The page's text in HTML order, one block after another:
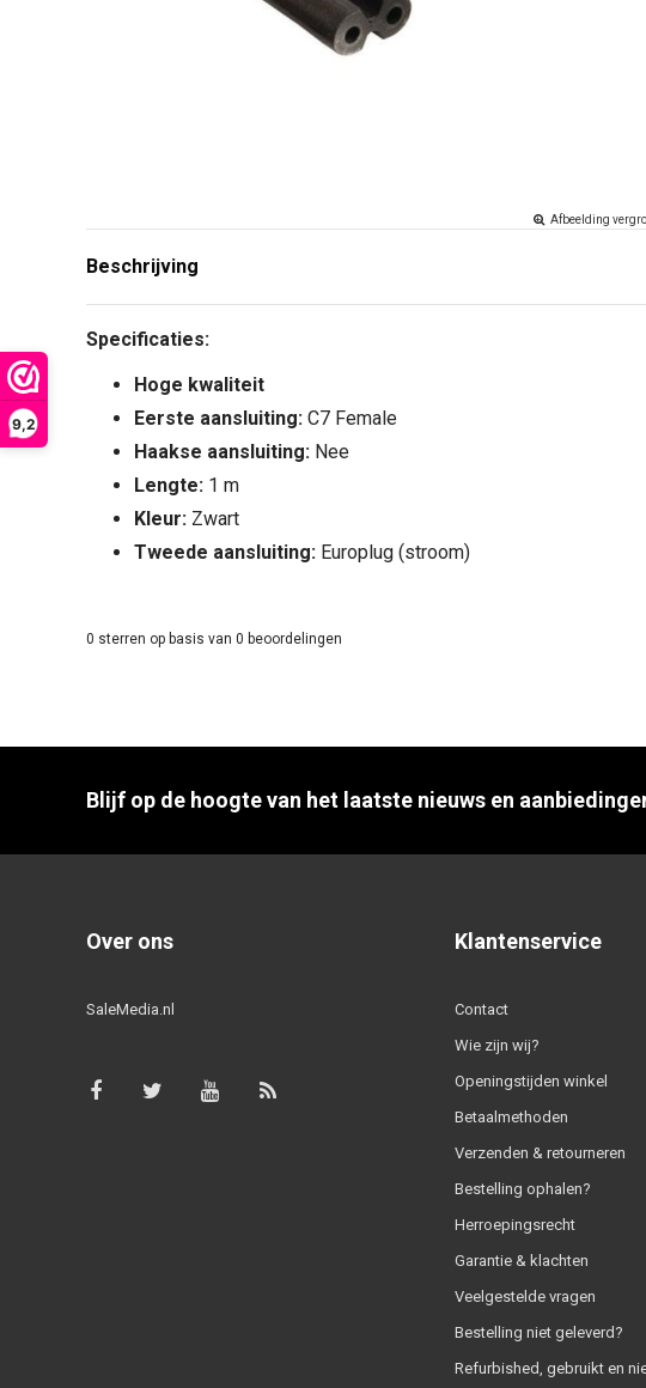
9,2
Afbeelding
Beschrijving
Specificaties:
Hoge kwaliteit
Eerste aansluiting: C7 Female
Haakse aansluiting: Nee
Lengte: 1 m
Kleur: Zwart
Tweede aansluiting: Europlug (stroom)
0 sterren op basis van 0 beoordelingen
Blijf op de hoogte van het laatste nieuws en
Over ons
SaleMedia.nl
Klantenservice
Contact
Wie zijn wij?
Openingstijden winkel
Betaalmethoden
Verzenden & retourneren
Bestelling ophalen?
Herroepingsrecht
Garantie & klachten
Veelgestelde vragen
Bestelling niet geleverd?
Refurbished, gebruikt en